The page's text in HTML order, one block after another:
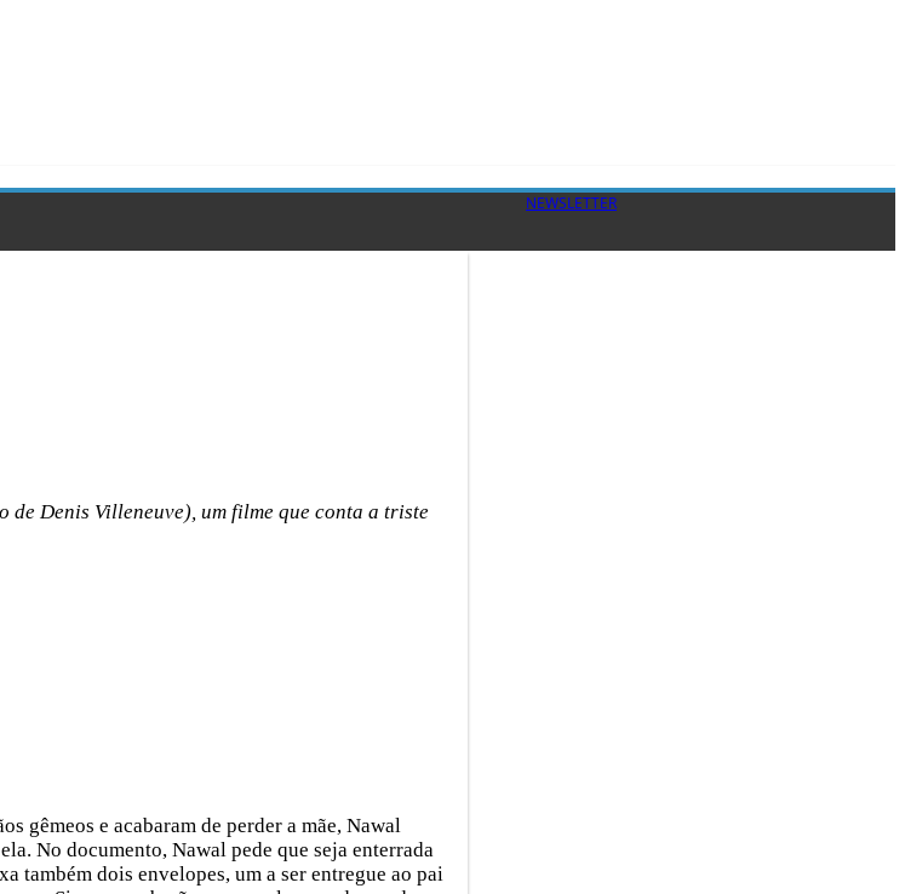
NEWSLETTER
de Denis Villeneuve), um filme que conta a triste
gêmeos e acabaram de perder a mãe, Nawal
No documento, Nawal pede que seja enterrada
também dois envelopes, um a ser entregue ao pai